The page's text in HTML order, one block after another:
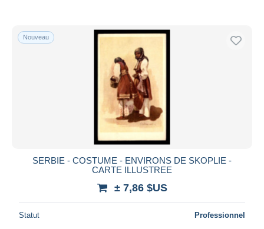
Nouveau
SERBIE - COSTUME - ENVIRONS DE SKOPLIE -
CARTE ILLUSTREE
± 7,86 $US
Statut Professionnel